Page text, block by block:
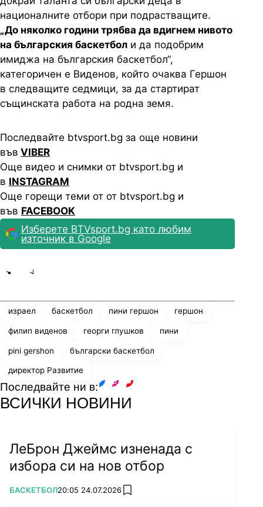
националните отбори при подрастващите.
„До няколко години трябва да вдигнем нивото
на българския баскетбол и да подобрим
имиджа на българския баскетбол“,
категоричен е Виденов, който очаква Гершон
в следващите седмици, за да стартират
същинската работа на родна земя.
Последвайте btvsport.bg за още новини
във VIBER
Още видео и снимки от btvsport.bg и
в INSTAGRAM
Още горещи теми от от btvsport.bg и
във FACEBOOK
Изберете BTVsport.bg като любим
източник в Google
израел баскетбол пини гершон гершон
филип виденов георги глушков пини
pini gershon български баскетбол
директор Развитие
Последвайте ни в:
ВСИЧКИ НОВИНИ
ЛеБрон Джеймс изненада с
избора си на нов отбор
ПОВЕЧЕ ОТ
БАСКЕТБОЛ20:05 24.07.2026 add favorites